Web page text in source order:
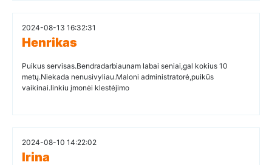
2024-08-13 16:32:31
Henrikas
Puikus servisas.Bendradarbiaunam labai seniai,gal kokius 10
metų.Niekada nenusivyliau.Maloni administratorė,puikūs
vaikinai.linkiu įmonėi klestėjimo
2024-08-10 14:22:02
Irina